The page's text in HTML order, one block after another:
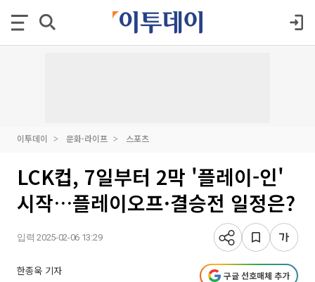
이투데이 문화·라이프 스포츠
LCK컵, 7일부터 2막 '플레이-인'
시작…플레이오프·결승전 일정은?
입력 2025-02-06 13:29
한종욱 기자 구글 선호매체 추가